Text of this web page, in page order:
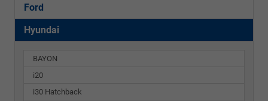
Ford
Hyundai
BAYON
i20
i30 Hatchback